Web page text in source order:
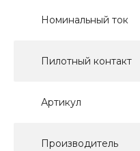
Номинальный ток
Пилотный контакт
Артикул
Производитель